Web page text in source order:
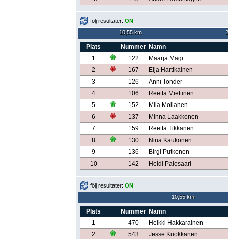
följ resultater: ON
10,55 km
Plats Nummer Namn
1
122
Maarja Mägi
2
167
Eija Hartikainen
3
126
Anni Tonder
4
106
Reetta Miettinen
5
152
Miia Moilanen
6
137
Minna Laakkonen
7
159
Reetta Tikkanen
8
130
Nina Kaukonen
9
136
Birgi Putkonen
10
142 Heidi Palosaari
följ resultater: ON
10,55 km
Plats Nummer Namn
1
470
Heikki Hakkarainen
2
543
Jesse Kuokkanen